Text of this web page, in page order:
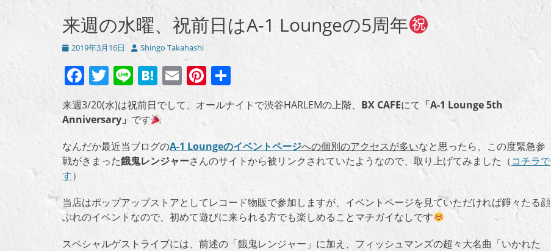
来週の水曜、祝前日はA-1 Loungeの5周年
投
日
2019年3月16日
投
者
Shingo Takahashi
Facebook
Twitter
LineHatena
EmailPinterest
有
来週3/20(水)は祝前日でして、オールナイトで渋谷HARLEMの上階、 BX CAFEにて 「A-1 Lounge 5th
Anniversary」 です
なんだか最近当ブログのA-1 Loungeのイベントページへの個別のアクセスが多いなと思ったら、この度緊急参
戦がきまった餓鬼レンジャーさんのサイトから被リンクされていたようなので、取り上げてみました（コチラで
す）
当店はポップアップストアとしてレコード物販で参加しますが、イベントページを見ていただければ錚々たる顔
ぶれのイベントなので、初めて遊びに来られる方でも楽しめることマチガイなしです
スペシャルゲストライブには、前述の「餓鬼レンジャー」に加え、フィッシュマンズの超々大名曲「いかれた